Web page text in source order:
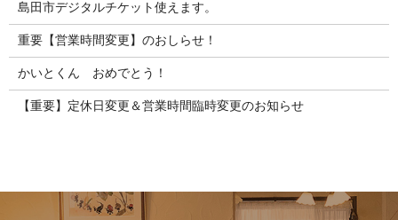
島田市デジタルチケット使えます。
重要【営業時間変更】のおしらせ！
かいとくん おめでとう！
【重要】定休日変更＆営業時間臨時変更のお知らせ